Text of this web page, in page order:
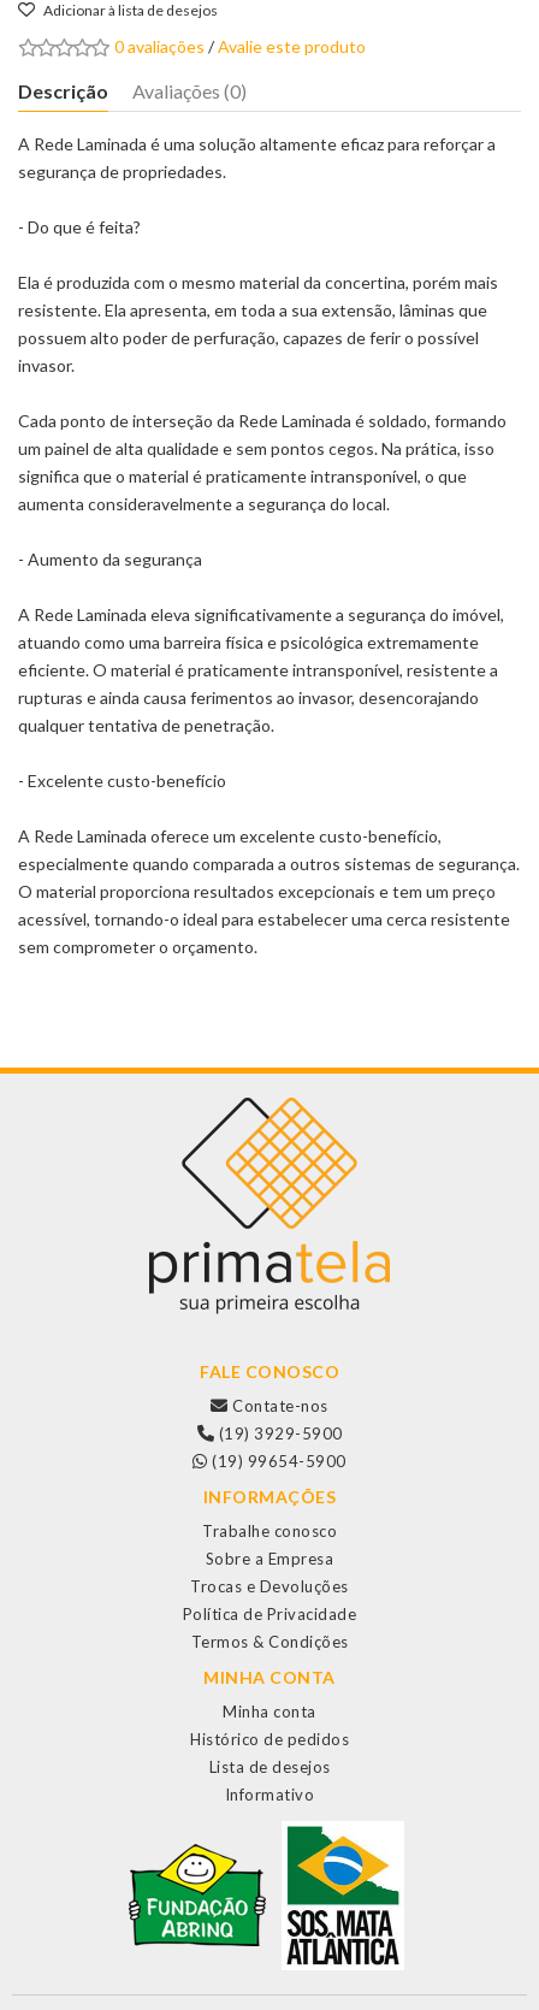
Adicionar à lista de desejos
0 avaliações /Avalie este produto
Descrição Avaliações (0)
A Rede Laminada é uma solução altamente eficaz para reforçar a
segurança de propriedades.
- Do que é feita?
Ela é produzida com o mesmo material da concertina, porém mais
resistente. Ela apresenta, em toda a sua extensão, lâminas que
possuem alto poder de perfuração, capazes de ferir o possível
invasor.
Cada ponto de interseção da Rede Laminada é soldado, formando
um painel de alta qualidade e sem pontos cegos. Na prática, isso
significa que o material é praticamente intransponível, o que
aumenta consideravelmente a segurança do local.
- Aumento da segurança
A Rede Laminada eleva significativamente a segurança do imóvel,
atuando como uma barreira física e psicológica extremamente
eficiente. O material é praticamente intransponível, resistente a
rupturas e ainda causa ferimentos ao invasor, desencorajando
qualquer tentativa de penetração.
- Excelente custo-benefício
A Rede Laminada oferece um excelente custo-benefício,
especialmente quando comparada a outros sistemas de segurança.
O material proporciona resultados excepcionais e tem um preço
acessível, tornando-o ideal para estabelecer uma cerca resistente
sem comprometer o orçamento.
FALE CONOSCO
Contate-nos
(19) 3929-5900
(19) 99654-5900
INFORMAÇÕES
Trabalhe conosco
Sobre a Empresa
Trocas e Devoluções
Política de Privacidade
Termos & Condições
MINHA CONTA
Minha conta
Histórico de pedidos
Lista de desejos
Informativo